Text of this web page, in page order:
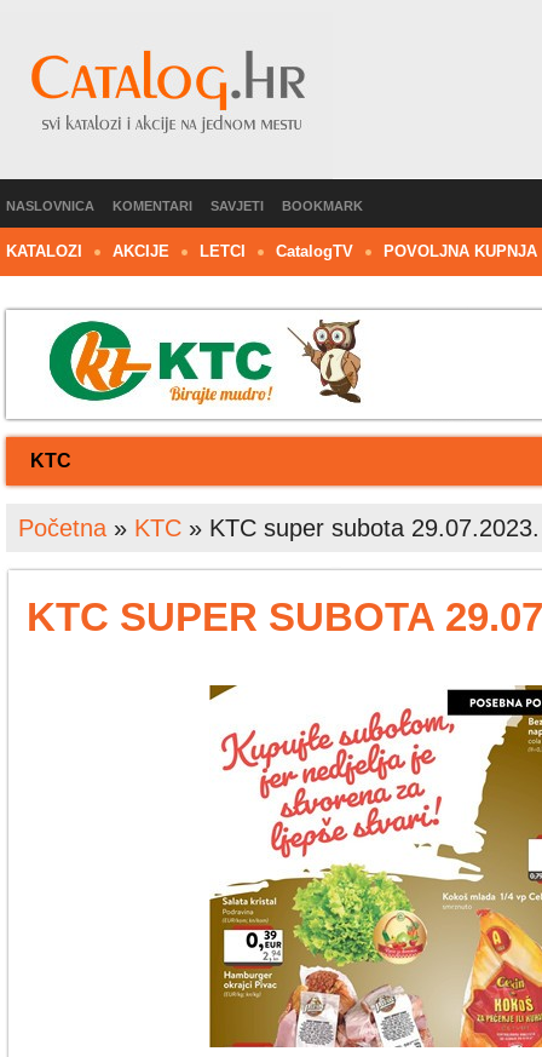
NASLOVNICA KOMENTARI SAVJETI BOOKMARK
KATALOZI AKCIJE LETCI CatalogTV POVOLJNA KUPNJA
KTC
Početna » KTC » KTC super subota 29.07.2023.
KTC SUPER SUBOTA